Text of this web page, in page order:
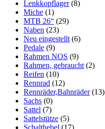
Lenkkopflager (8)
Miche (1)
MTB 26“ (29)
Naben (23)
Neu eingestellt (6)
Pedale (9)
Rahmen NOS (9)
Rahmen, gebraucht (2)
Reifen (10)
Rennrad (12)
Rennräder,Bahnräder (13)
Sachs (0)
Sattel (7)
Sattelstütze (5)
Schalthebel (17)